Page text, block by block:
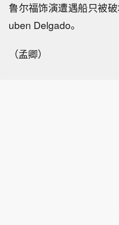
鲁尔福饰演遭遇船只被
uben Delgado。
（孟卿）